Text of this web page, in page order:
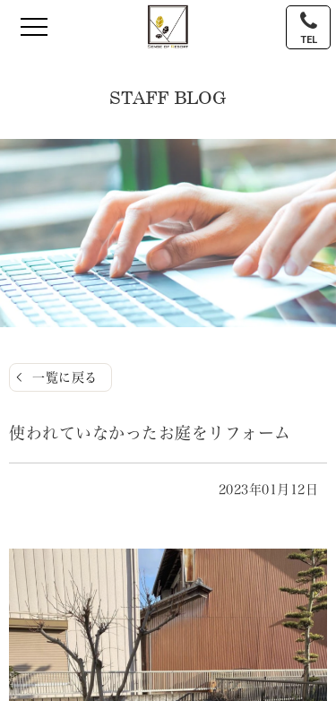
TEL
STAFF BLOG
一覧に戻る
使われていなかったお庭をリフォーム
2023年01月12日